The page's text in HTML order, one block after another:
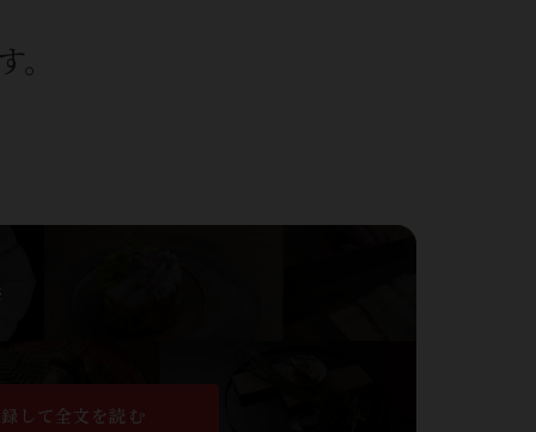
。
して全文を読む